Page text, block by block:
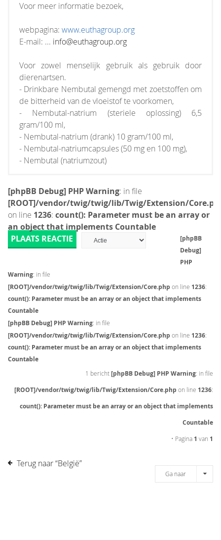
Voor meer informatie bezoek,
webpagina: www.euthagroup.org
E-mail: ... info@euthagroup.org
Voor zowel menselijk gebruik als gebruik door
dierenartsen.
- Drinkbare Nembutal gemengd met zoetstoffen om
de bitterheid van de vloeistof te voorkomen,
- Nembutal-natrium (steriele oplossing) 6,5
gram/100 ml,
- Nembutal-natrium (drank) 10 gram/100 ml,
- Nembutal-natriumcapsules (50 mg en 100 mg),
- Nembutal (natriumzout)
[phpBB Debug] PHP Warning: in file
[ROOT]/vendor/twig/twig/lib/Twig/Extension/
on line 1236: count(): Parameter must be an array or
an object that implements Countable
PLAATS REACTIE
[phpBB
Debug]
PHP
Warning: in file
[ROOT]/vendor/twig/twig/lib/Twig/Extension/Core.php on line 1236:
count(): Parameter must be an array or an object that implements
Countable
[phpBB Debug] PHP Warning: in file
[ROOT]/vendor/twig/twig/lib/Twig/Extension/Core.php on line 1236:
count(): Parameter must be an array or an object that implements
Countable
1 bericht[phpBB Debug] PHP Warning: in file
[ROOT]/vendor/twig/twig/lib/Twig/Extension/Core.php on line 1236:
count(): Parameter must be an array or an object that implements
Countable
• Pagina 1 van 1
Terug naar “België”
Ga naar